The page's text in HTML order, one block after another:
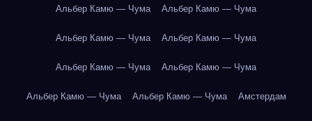
Альбер Камю — Чума Альбер Камю — Чума
Альбер Камю — Чума Альбер Камю — Чума
Альбер Камю — Чума Альбер Камю — Чума
Альбер Камю — Чума Альбер Камю — Чума Амстердам